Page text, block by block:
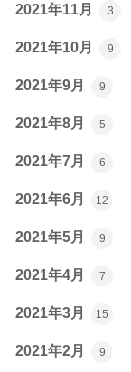
2021年11月 3
2021年10月 9
2021年9月 9
2021年8月 5
2021年7月 6
2021年6月 12
2021年5月 9
2021年4月 7
2021年3月 15
2021年2月 9